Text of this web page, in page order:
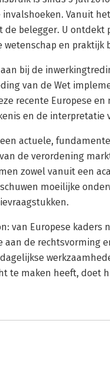
Vanuit
de belegger. U
wetenschap en
bij de
van de Wet
recente Europese
en de interpretatie
actuele,
de verordening
zowel vanuit een
moeilijke
van Europese
aan de rechtsvorming
te maken heeft, doet